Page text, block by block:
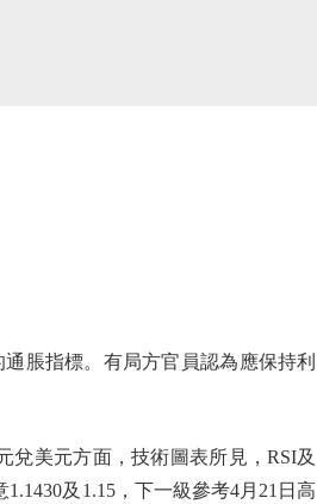
脹指標。有局方官員認為應保持利
美元方面，技術圖表所見，RSI及
及1.15，下一級參考4月21日高